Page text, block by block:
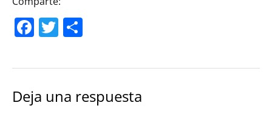
Facebook
Twitter
Deja una respuesta